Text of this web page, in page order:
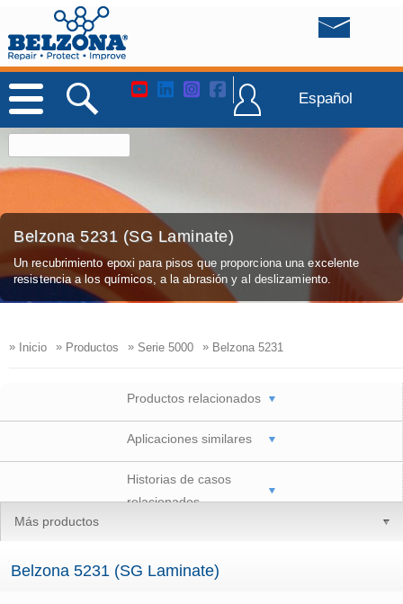
Español
Belzona 5231 (SG Laminate)
Un recubrimiento epoxi para pisos que proporciona una excelente
resistencia a los químicos, a la abrasión y al deslizamiento.
» Inicio » Productos » Serie 5000 » Belzona 5231
Productos relacionados
Aplicaciones similares
Historias de casos
relacionados
Más productos
Belzona 5231 (SG Laminate)